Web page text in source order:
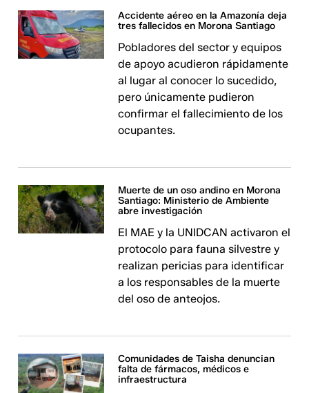
Accidente aéreo en la Amazonía deja
tres fallecidos en Morona Santiago
Pobladores del sector y equipos
de apoyo acudieron rápidamente
al lugar al conocer lo sucedido,
pero únicamente pudieron
confirmar el fallecimiento de los
ocupantes.
Muerte de un oso andino en Morona
Santiago: Ministerio de Ambiente
abre investigación
El MAE y la UNIDCAN activaron el
protocolo para fauna silvestre y
realizan pericias para identificar
a los responsables de la muerte
del oso de anteojos.
Comunidades de Taisha denuncian
falta de fármacos, médicos e
infraestructura